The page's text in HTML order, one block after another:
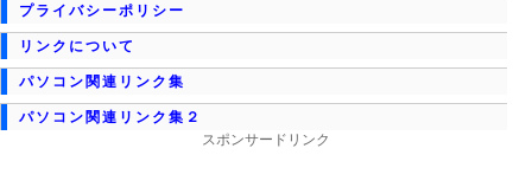
プライバシーポリシー
リンクについて
パソコン関連リンク集
パソコン関連リンク集２
スポンサードリンク